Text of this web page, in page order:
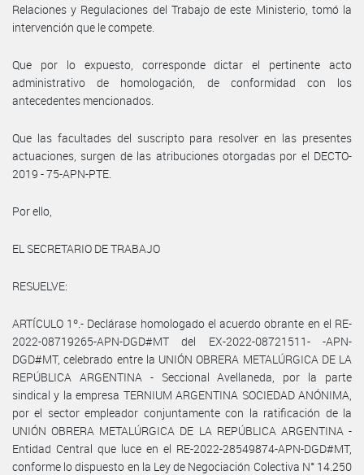
Relaciones y Regulaciones del Trabajo de este Ministerio, tomó la
intervención que le compete.
Que por lo expuesto, corresponde dictar el pertinente acto
administrativo de homologación, de conformidad con los
antecedentes mencionados.
Que las facultades del suscripto para resolver en las presentes
actuaciones, surgen de las atribuciones otorgadas por el DECTO-
2019 - 75-APN-PTE.
Por ello,
EL SECRETARIO DE TRABAJO
RESUELVE:
ARTÍCULO 1º.- Declárase homologado el acuerdo obrante en el RE-
2022-08719265-APN-DGD#MT del EX-2022-08721511- -APN-
DGD#MT, celebrado entre la UNIÓN OBRERA METALÚRGICA DE LA
REPÚBLICA ARGENTINA - Seccional Avellaneda, por la parte
sindical y la empresa TERNIUM ARGENTINA SOCIEDAD ANÓNIMA,
por el sector empleador conjuntamente con la ratificación de la
UNIÓN OBRERA METALÚRGICA DE LA REPÚBLICA ARGENTINA -
Entidad Central que luce en el RE-2022-28549874-APN-DGD#MT,
conforme lo dispuesto en la Ley de Negociación Colectiva N° 14.250